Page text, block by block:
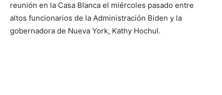
reunión en la Casa Blanca el miércoles pasado entre
altos funcionarios de la Administración Biden y la
gobernadora de Nueva York, Kathy Hochul.